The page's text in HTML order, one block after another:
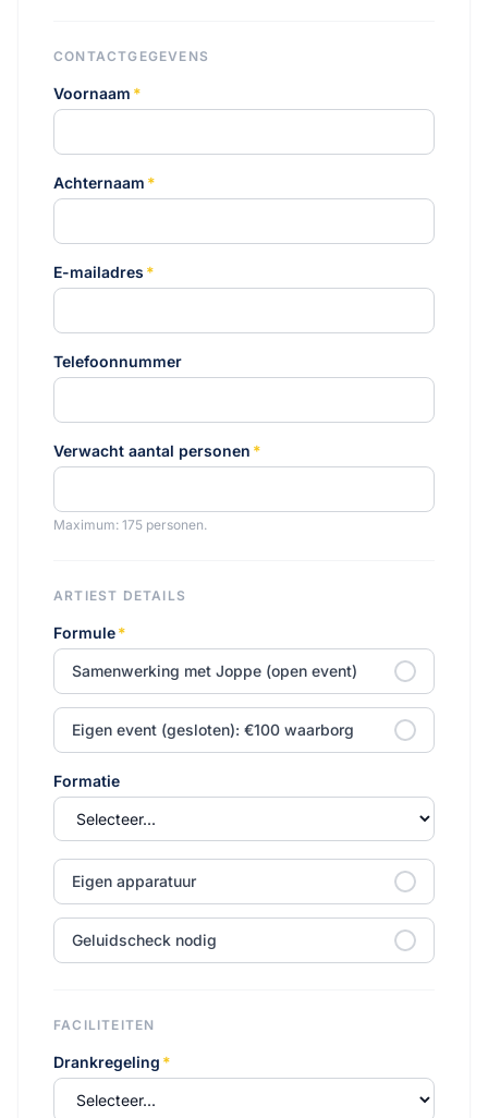
CONTACTGEGEVENS
Voornaam *
Achternaam *
E-mailadres *
Telefoonnummer
Verwacht aantal personen *
Maximum: 175 personen.
ARTIEST DETAILS
Formule*
Samenwerking met Joppe (open event)
Eigen event (gesloten): €100 waarborg
Formatie
Eigen apparatuur
Geluidscheck nodig
FACILITEITEN
Drankregeling *